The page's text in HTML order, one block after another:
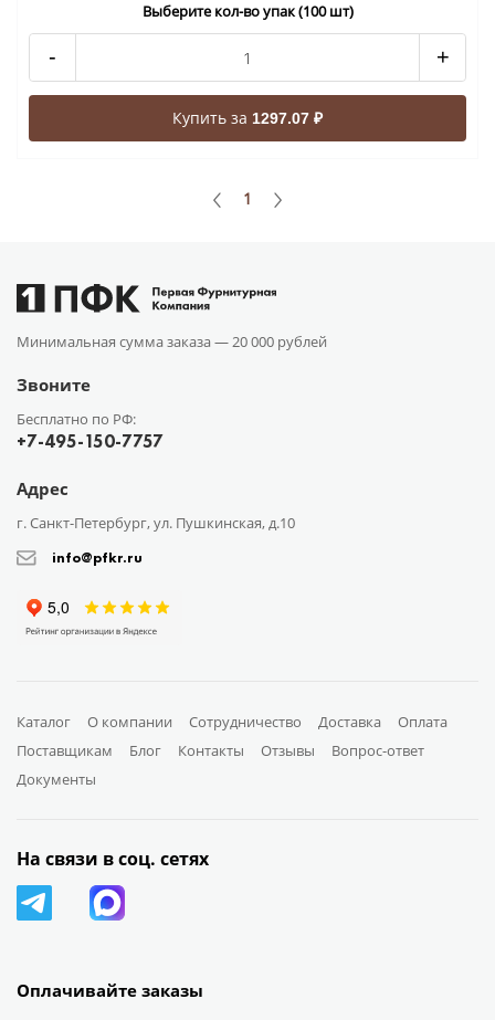
Выберите кол-во упак (100 шт)
- +
Купить за 1297.07 ₽
1
Минимальная сумма заказа —20 000 рублей
Звоните
Бесплатно по РФ:
+7-495-150-7757
Адрес
г. Санкт-Петербург, ул. Пушкинская, д.10
info@pfkr.ru
Каталог О компании Сотрудничество Доставка
Оплата
Поставщикам
Блог Контакты Отзывы
Вопрос-ответ
Документы
Оплачивайте заказы
На связи в соц. сетях